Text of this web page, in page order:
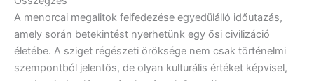
A menorcai megalitok felfedezése egyedülálló időutazás,
amely során betekintést nyerhetünk egy ősi civilizáció
életébe. A sziget régészeti öröksége nem csak történelmi
szempontból jelentős, de olyan kulturális értéket képvisel,